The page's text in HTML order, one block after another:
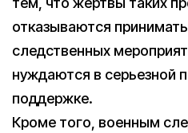
отказываются
следственных
нуждаются в серьезной
поддержке.
Кроме того, военным